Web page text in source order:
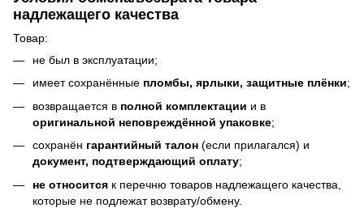
надлежащего качества
Товар:
не был в эксплуатации;
имеет сохранённые пломбы, ярлыки, защитные плёнки;
возвращается в полной комплектации и в
оригинальной неповреждённой упаковке;
сохранён гарантийный талон (если прилагался) и
документ, подтверждающий оплату;
не относится к перечню товаров надлежащего качества,
которые не подлежат возврату/обмену.